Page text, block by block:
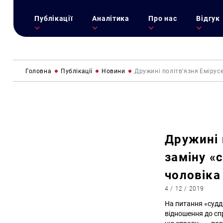
Публікації Аналітика Про нас Відгук
Головна Публікації Новини Дружині політв’язня
Дружині
заміну
чоловіка
4 / 12 / 2019
На питання
відношення до